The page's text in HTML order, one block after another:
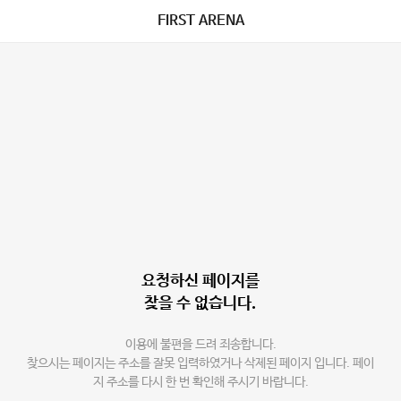
FIRST ARENA
요청하신 페이지를
찾을 수 없습니다.
이용에 불편을 드려 죄송합니다.
찾으시는 페이지는 주소를 잘못 입력하였거나 삭제된 페이지 입니다. 페이
지 주소를 다시 한 번 확인해 주시기 바랍니다.